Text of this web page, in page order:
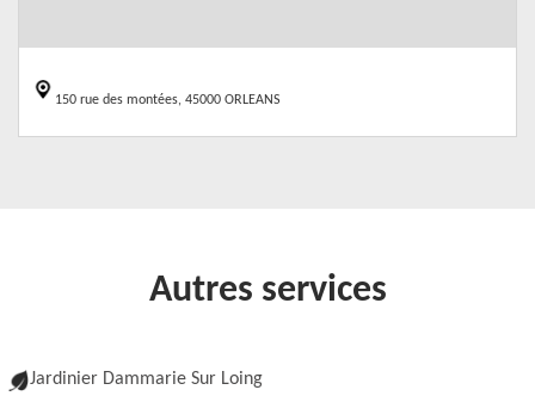
150 rue des montées, 45000 ORLEANS
Autres services
Jardinier Dammarie Sur Loing